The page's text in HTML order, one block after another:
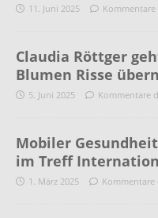
11. Juni 2025
Claudia Röttger
Blumen Risse
5. Juni 2025 Kommentare
Mobiler
im Treff
1. März 2025